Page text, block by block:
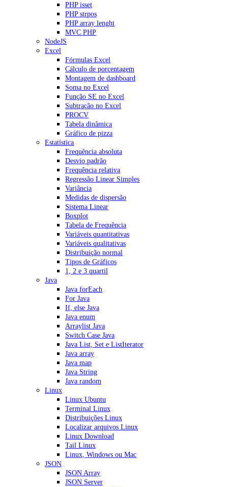
PHP isset
PHP strpos
PHP array lenght
MVC PHP
NodeJS
Excel
Fórmulas Excel
Cálculo de porcentagem
Montagem de dashboard
Soma no Excel
Função SE no Excel
Subtração no Excel
PROCV
Tabela dinâmica
Gráfico de pizza
Estatística
Frequência absoluta
Desvio padrão
Frequência relativa
Regressão Linear Simples
Variância
Medidas de dispersão
Sistema Linear
Boxplot
Tabela de Frequência
Variáveis quantitativas
Variáveis qualitativas
Distribuição normal
Tipos de Gráficos
1, 2 e 3 quartil
Java
Java forEach
For Java
If, else Java
Java enum
Arraylist Java
Switch Case Java
Java List, Set e ListIterator
Java array
Java map
Java String
Java random
Linux
Linux Ubuntu
Terminal Linux
Distribuições Linux
Localizar arquivos Linux
Linux Download
Tail Linux
Linux, Windows ou Mac
JSON
JSON Array
JSON Server